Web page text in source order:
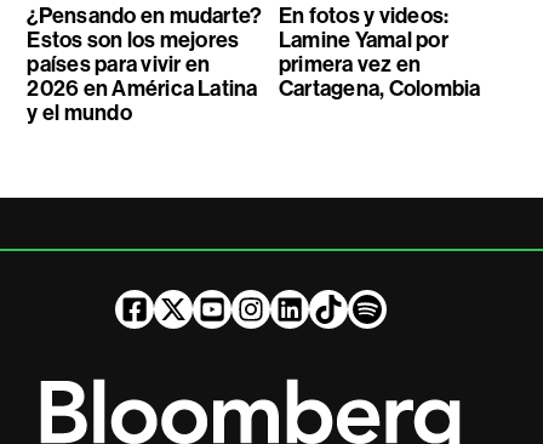
¿Pensando en mudarte?
Estos son los mejores
países para vivir en
2026 en América Latina
y el mundo
En fotos y videos:
Lamine Yamal por
primera vez en
Cartagena, Colombia